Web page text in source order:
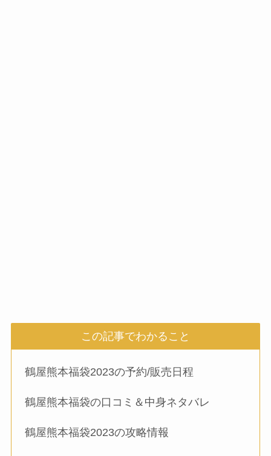
この記事でわかること
鶴屋熊本福袋2023の予約/販売日程
鶴屋熊本福袋の口コミ＆中身ネタバレ
鶴屋熊本福袋2023の攻略情報